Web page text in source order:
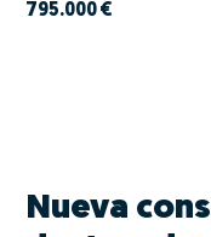
795.000 €
Nueva